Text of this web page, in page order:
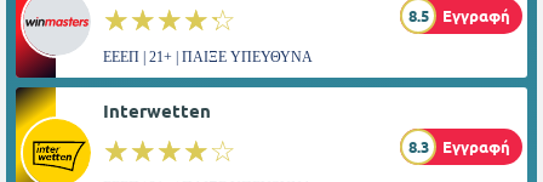
☆☆☆☆☆
★★★★★ 8.5 Εγγραφή
ΕΕΕΠ | 21+ | ΠΑΙΞΕ ΥΠΕΥΘΥΝΑ
Interwetten
☆☆☆☆☆
★★★★★ 8.3 Εγγραφή